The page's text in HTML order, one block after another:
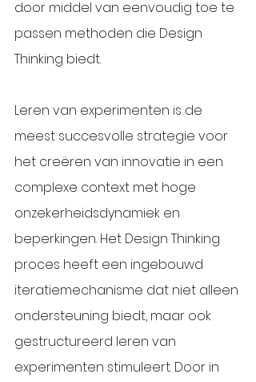
door middel van eenvoudig toe te
passen methoden die Design
Thinking biedt.
Leren van experimenten is de
meest succesvolle strategie voor
het creëren van innovatie in een
complexe context met hoge
onzekerheidsdynamiek en
beperkingen. Het Design Thinking
proces heeft een ingebouwd
iteratiemechanisme dat niet alleen
ondersteuning biedt, maar ook
gestructureerd leren van
experimenten stimuleert. Door in